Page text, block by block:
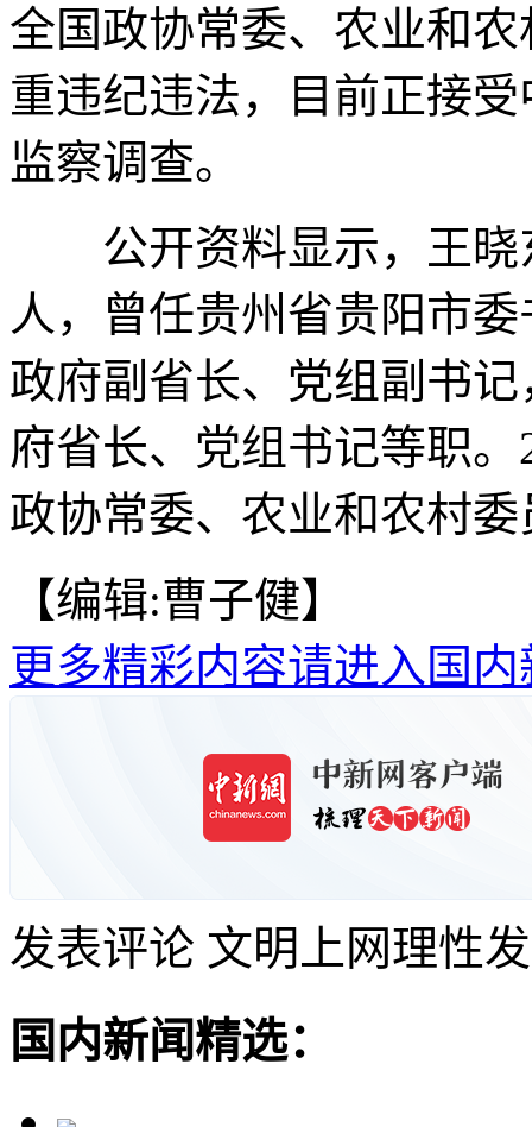
全国政协常委、农业和
重违纪违法，目前正接
监察调查。
公开资料显示，王晓
人，曾任贵州省贵阳市
政府副省长、党组副书
府省长、党组书记等职
政协常委、农业和农村
【编辑:曹子健】
更多精彩内容请进入国内
发表评论 文明上网理性
国内新闻精选：